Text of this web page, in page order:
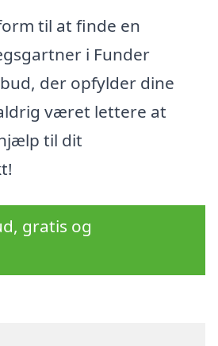
til at finde en
i Funder
der opfylder dine
været lettere at
til dit
gratis og